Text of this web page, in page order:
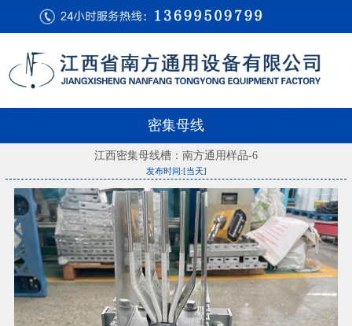
密集母线
江西密集母线槽：南方通用样品-6
发布时间:[当天]